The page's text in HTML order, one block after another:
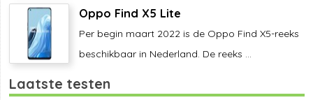
Oppo Find X5 Lite
Per begin maart 2022 is de Oppo Find X5-reeks
beschikbaar in Nederland. De reeks ...
Laatste testen